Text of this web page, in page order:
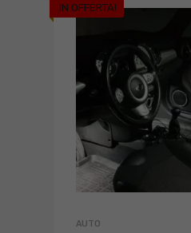
IN OFFERTA!
AUTO